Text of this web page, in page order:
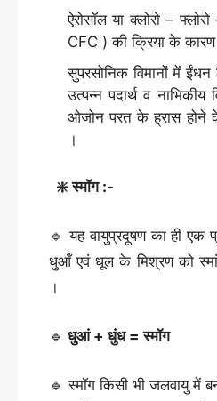
ऐरोसॉल या क्लोरो –
CFC ) की क्रिया के
सुपरसोनिक विमानों में
उत्पन्न पदार्थ व नाभिकीय
ओजोन परत के ह्रास होने
।
❇️ स्मॉग :-
🔹 यह वायुप्रदूषण का ही एक
धुआँ एवं धूल के मिश्रण को
।
🔹 धुआं + धुंध = स्मॉग
🔹 स्मॉग किसी भी जलवायु में